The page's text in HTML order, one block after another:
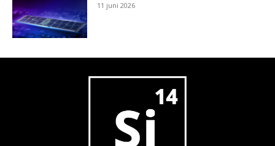
11 juni 2026